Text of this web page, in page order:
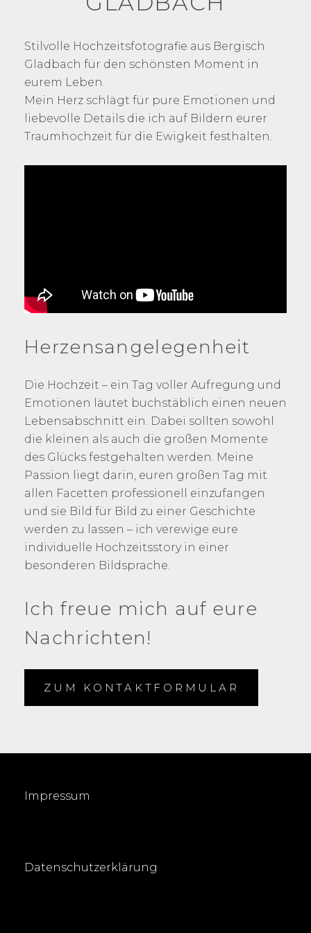
Stilvolle Hochzeitsfotografie aus Bergisch
Gladbach für den schönsten Moment in
eurem Leben.
Mein Herz schlägt für pure Emotionen und
liebevolle Details die ich auf Bildern eurer
Traumhochzeit für die Ewigkeit festhalten.
Herzensangelegenheit
Die Hochzeit – ein Tag voller Aufregung und
Emotionen läutet buchstäblich einen neuen
Lebensabschnitt ein. Dabei sollten sowohl
die kleinen als auch die großen Momente
des Glücks festgehalten werden. Meine
Passion liegt darin, euren großen Tag mit
allen Facetten professionell einzufangen
und sie Bild für Bild zu einer Geschichte
werden zu lassen – ich verewige eure
individuelle Hochzeitsstory in einer
besonderen Bildsprache.
Ich freue mich auf eure
Nachrichten!
ZUM KONTAKTFORMULAR
Impressum
Datenschutzerklärung